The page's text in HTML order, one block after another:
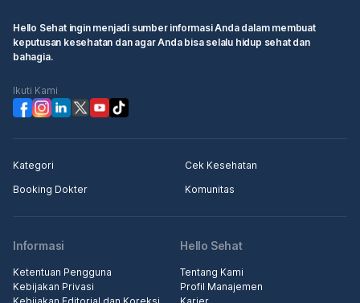
RSUP Dr.Sardjito
Hello Sehat ingin menjadi sumber informasi Anda dalam membuat
keputusan kesehatan dan agar Anda bisa selalu hidup sehat dan
bahagia.
Ikuti Kami
Kategori
Cek Kesehatan
Booking Dokter
Komunitas
Informasi
Ketentuan Pengguna
Kebijakan Privasi
Hello Sehat
Tentang Kami
Profil Manajemen